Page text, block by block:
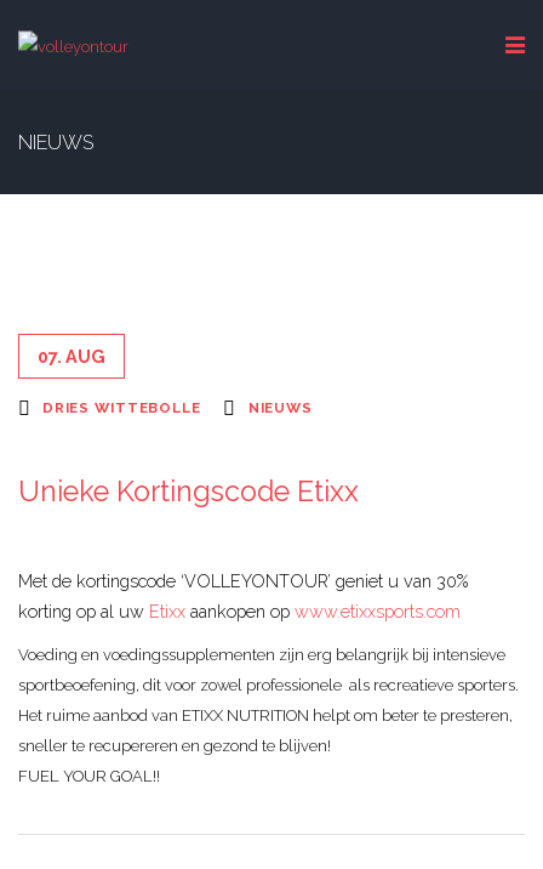
NIEUWS
07. AUG
DRIES WITTEBOLLE NIEUWS
Unieke Kortingscode Etixx
Met de kortingscode ‘VOLLEYONTOUR’ geniet u van 30%
korting op al uw Etixx aankopen op www.etixxsports.com
Voeding en voedingssupplementen zijn erg belangrijk bij intensieve
sportbeoefening, dit voor zowel professionele als recreatieve sporters.
Het ruime aanbod van ETIXX NUTRITION helpt om beter te presteren,
sneller te recupereren en gezond te blijven!
FUEL YOUR GOAL!!